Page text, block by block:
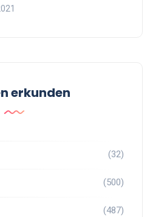
erkunden
(32)
(500)
(487)